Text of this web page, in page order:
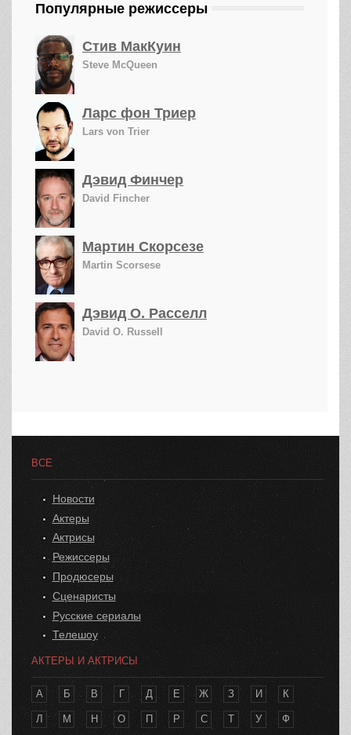
Популярные режиссеры
Стив МакКуин
Steve McQueen
Ларс фон Триер
Lars von Trier
Дэвид Финчер
David Fincher
Мартин Скорсезе
Martin Scorsese
Дэвид О. Расселл
David O. Russell
ВСЕ
Новости
Актеры
Актрисы
Режиссеры
Продюсеры
Сценаристы
Русские сериалы
Телешоу
АКТЕРЫ И АКТРИСЫ
А Б В Г Д Е Ж З И К
Л М Н О П Р С Т У Ф